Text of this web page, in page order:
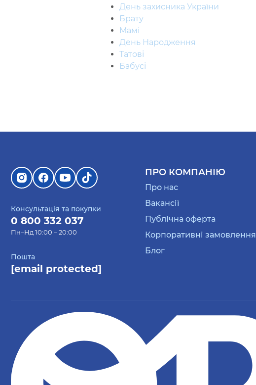
День захисника України
Брату
Мамі
День Народження
Татові
Бабусі
Консультація та покупки
0 800 332 037
Пн–Нд 10:00 – 20:00
Пошта
[email protected]
ПРО КОМПАНІЮ
Про нас
Вакансії
Публічна оферта
Корпоративні замовлення
Блог